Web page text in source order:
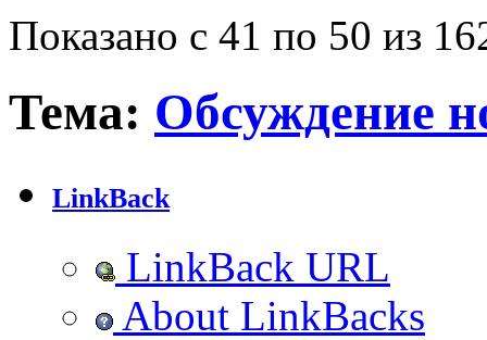
Показано с 41 по 50 из
Тема: Обсуждение
LinkBack
LinkBack URL
About LinkBacks